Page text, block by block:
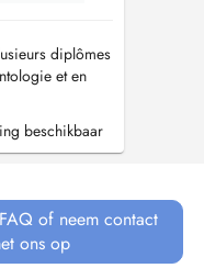
diplômes
et en
7 après avoir
Il
des
beschikbaar
of neem contact
ons op